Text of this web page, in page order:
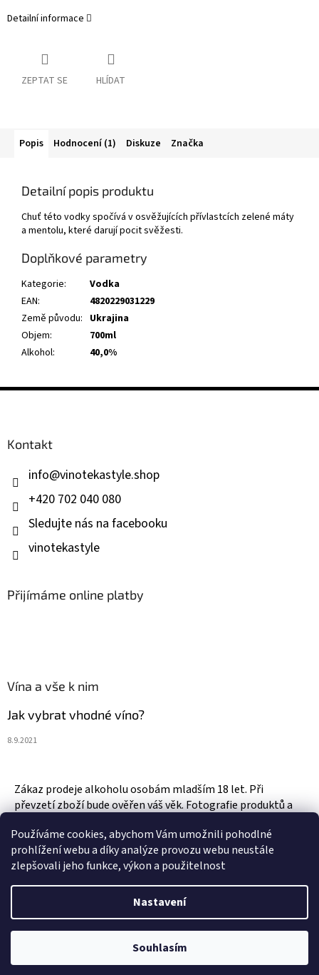
Používáme cookies, abychom Vám umožnili pohodlné
prohlížení webu a díky analýze provozu webu neustále
zlepšovali jeho funkce, výkon a použitelnost
Nastavení
Souhlasím
Detailní informace
ZEPTAT SE HLÍDAT
Popis Hodnocení (1) Diskuze Značka
Detailní popis produktu
Chuť této vodky spočívá v osvěžujících přívlastcích zelené máty
a mentolu, které darují pocit svěžesti.
Doplňkové parametry
Kategorie:
Vodka
EAN:
4820229031229
Země původu: Ukrajina
Objem:
700ml
Alkohol: 40,0%
Z
Kontakt
info@vinotekastyle.shop
+420 702 040 080
Sledujte nás na facebooku
vinotekastyle
Přijímáme online platby
Vína a vše k nim
Jak vybrat vhodné víno?
8.9.2021
Zákaz prodeje alkoholu osobám mladším 18 let. Při
převzetí zboží bude ověřen váš věk. Fotografie produktů a
Copyright 2026Vinotéka & Alkotéka Style. Všechna práva
Upravit nastavení cookies